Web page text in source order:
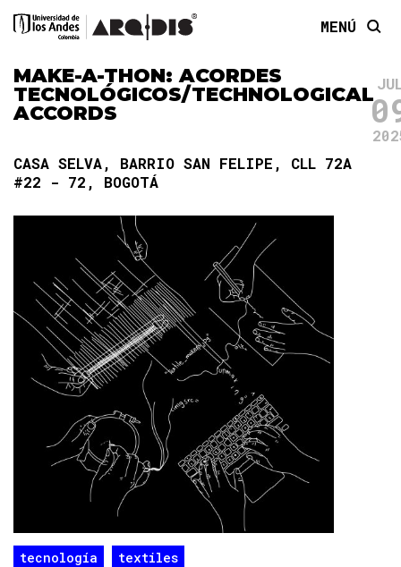
MENÚ
MAKE-A-THON: ACORDES
TECNOLÓGICOS/TECHNOLOGICAL
ACCORDS
CASA SELVA, BARRIO SAN FELIPE, CLL 72A
#22 - 72, BOGOTÁ
tecnología textiles